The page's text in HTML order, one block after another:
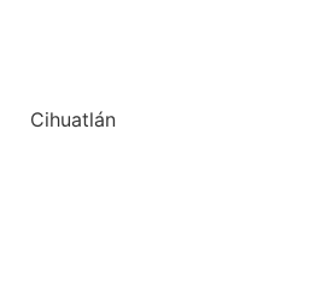
Cihuatlán